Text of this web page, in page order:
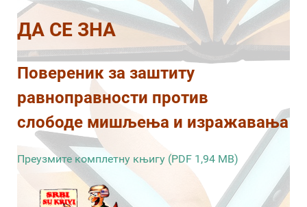
ДА СЕ ЗНА
Повереник за заштиту
равноправности против
слободе мишљења и изражавања
Преузмите комплетну књигу (PDF 1,94 MB)